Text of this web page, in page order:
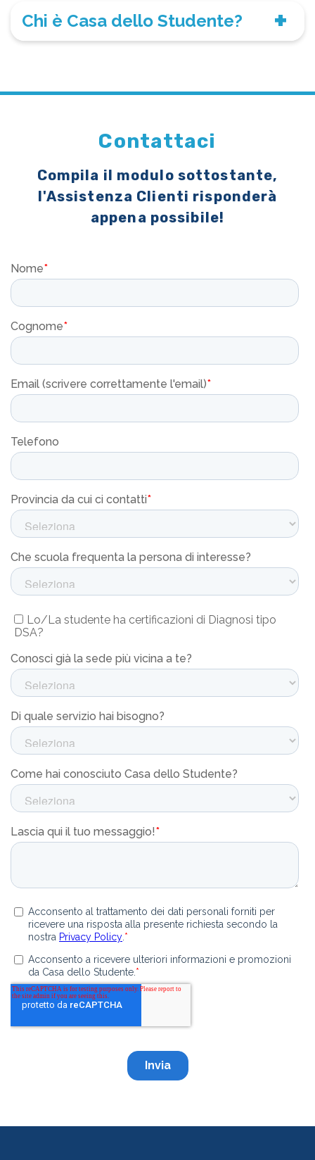
Chi è Casa dello Studente?
Contattaci
Compila il modulo sottostante,
l'Assistenza Clienti risponderà
appena possibile!